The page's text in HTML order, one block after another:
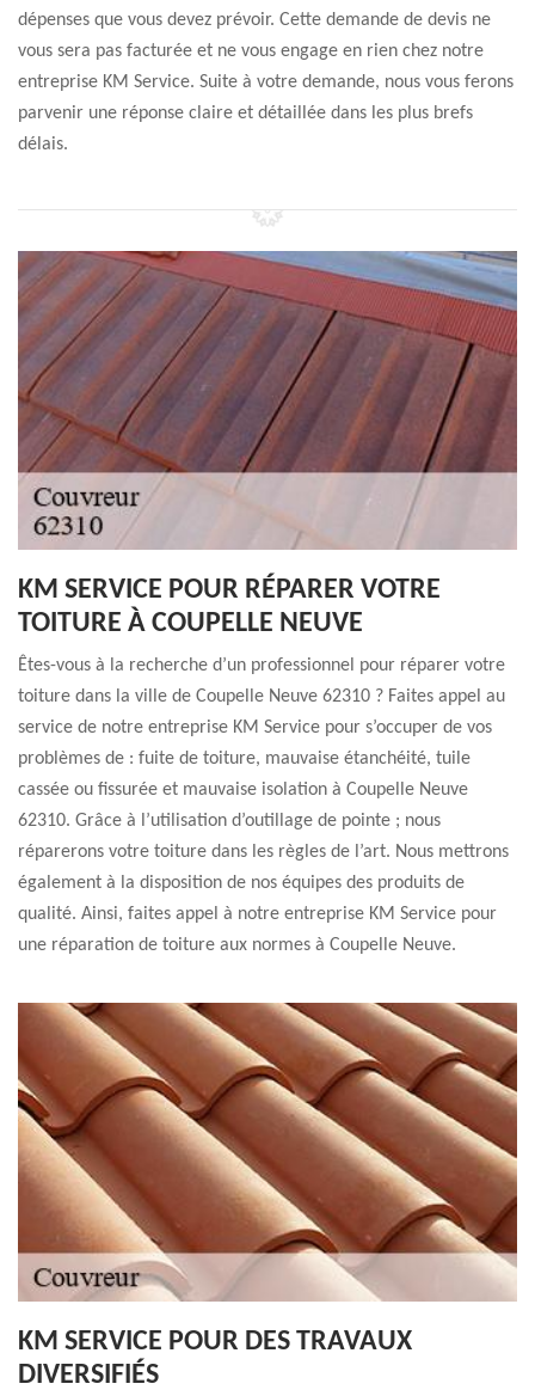
dépenses que vous devez prévoir. Cette demande de devis ne
vous sera pas facturée et ne vous engage en rien chez notre
entreprise KM Service. Suite à votre demande, nous vous ferons
parvenir une réponse claire et détaillée dans les plus brefs
délais.
KM SERVICE POUR RÉPARER VOTRE
TOITURE À COUPELLE NEUVE
Êtes-vous à la recherche d’un professionnel pour réparer votre
toiture dans la ville de Coupelle Neuve 62310 ? Faites appel au
service de notre entreprise KM Service pour s’occuper de vos
problèmes de : fuite de toiture, mauvaise étanchéité, tuile
cassée ou fissurée et mauvaise isolation à Coupelle Neuve
62310. Grâce à l’utilisation d’outillage de pointe ; nous
réparerons votre toiture dans les règles de l’art. Nous mettrons
également à la disposition de nos équipes des produits de
qualité. Ainsi, faites appel à notre entreprise KM Service pour
une réparation de toiture aux normes à Coupelle Neuve.
KM SERVICE POUR DES TRAVAUX
DIVERSIFIÉS